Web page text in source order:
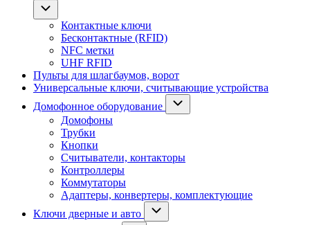
Контактные ключи
Бесконтактные (RFID)
NFC метки
UHF RFID
Пульты для шлагбаумов, ворот
Универсальные ключи, считывающие устройства
Домофонное оборудование
Домофоны
Трубки
Кнопки
Считыватели, контакторы
Контроллеры
Коммутаторы
Адаптеры, конвертеры, комплектующие
Ключи дверные и авто